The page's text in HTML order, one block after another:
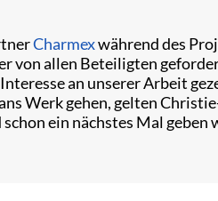
Charmexwährend des
von allen Beteiligten
an unserer Arbeit
Werk gehen, gelten
ein nächstes Mal geben